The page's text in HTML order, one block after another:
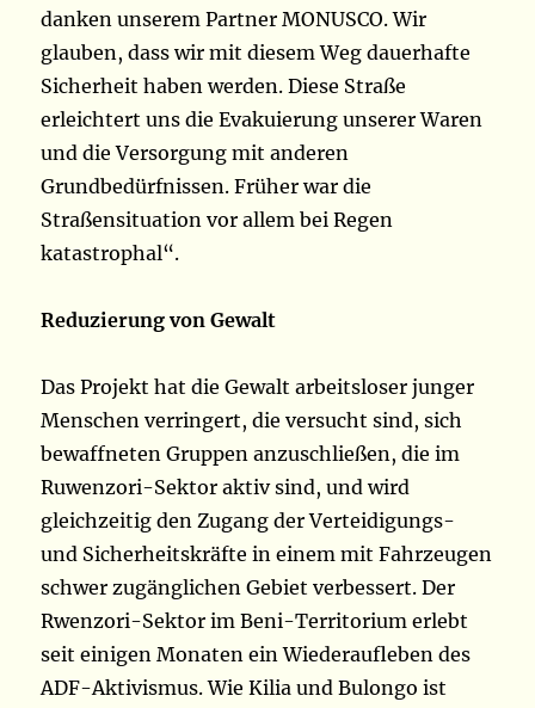
danken unserem Partner MONUSCO. Wir
glauben, dass wir mit diesem Weg dauerhafte
Sicherheit haben werden. Diese Straße
erleichtert uns die Evakuierung unserer Waren
und die Versorgung mit anderen
Grundbedürfnissen. Früher war die
Straßensituation vor allem bei Regen
katastrophal“.
Reduzierung von Gewalt
Das Projekt hat die Gewalt arbeitsloser junger
Menschen verringert, die versucht sind, sich
bewaffneten Gruppen anzuschließen, die im
Ruwenzori-Sektor aktiv sind, und wird
gleichzeitig den Zugang der Verteidigungs-
und Sicherheitskräfte in einem mit Fahrzeugen
schwer zugänglichen Gebiet verbessert. Der
Rwenzori-Sektor im Beni-Territorium erlebt
seit einigen Monaten ein Wiederaufleben des
ADF-Aktivismus. Wie Kilia und Bulongo ist